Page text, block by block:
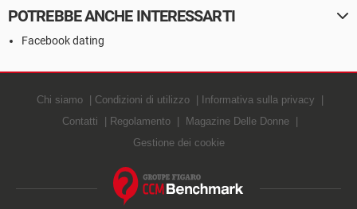
POTREBBE ANCHE INTERESSARTI
Facebook dating
Chi siamo Condizioni di utilizzo
Informativa sulla privacy
Contatti
Regolamento
Magazine Delle Donne
Gestione dei cookie